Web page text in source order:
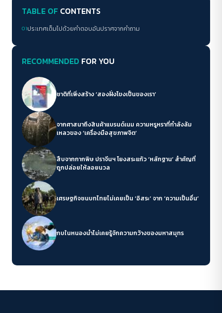
TABLE OF CONTENTS
01ประเทศเต็มไปด้วยคำตอบอันปราศจากคำถาม
RECOMMENDED FOR YOU
ชาติที่เพิ่งสร้าง ‘สองฝั่งโขงเป็นของเรา’
จากศาสนาถึงสินค้าแบรนด์เนม ความหรูหราที่กำลังล้ม
เหลวของ ‘เครื่องมือสุขภาพจิต’
สืบจากกากพิษ ปราจีนฯ โยงสระแก้ว ‘หลักฐาน’ สำคัญที่
ถูกปล่อยให้ลอยนวล
เศรษฐกิจชนบทไทยไม่เคยเป็น ‘อิสระ’ จาก ‘ความเป็นอื่น’
กบในหนองน้ำไม่เคยรู้จักความกว้างของมหาสมุทร